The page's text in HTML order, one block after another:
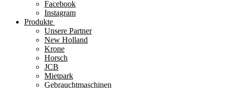
Facebook
Instagram
Produkte
Unsere Partner
New Holland
Krone
Horsch
JCB
Mietpark
Gebrauchtmaschinen